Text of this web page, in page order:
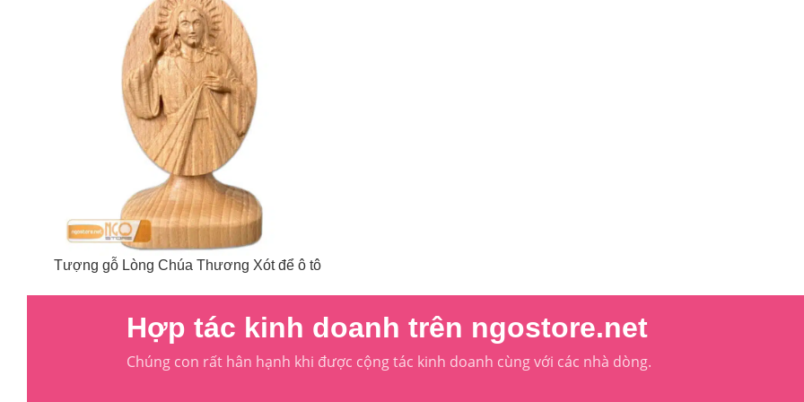
Tượng gỗ Lòng Chúa Thương Xót để ô tô
Hợp tác kinh doanh trên ngostore.net
Chúng con rất hân hạnh khi được cộng tác kinh doanh cùng với các nhà dòng.